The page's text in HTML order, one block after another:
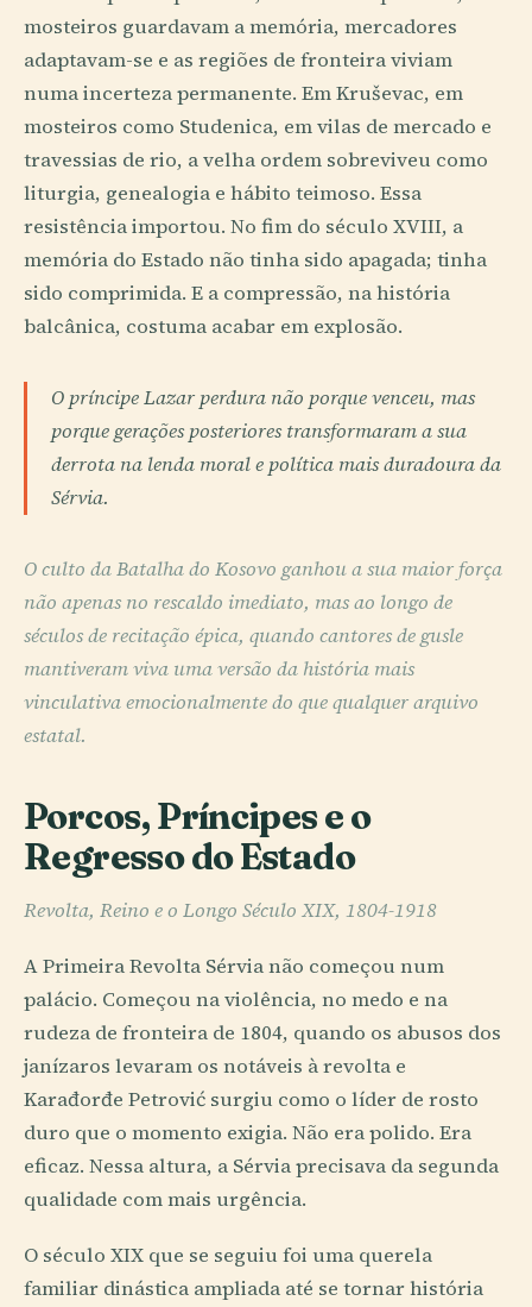
mosteiros guardavam a memória, mercadores
adaptavam-se e as regiões de fronteira viviam
numa incerteza permanente. Em Kruševac, em
mosteiros como Studenica, em vilas de mercado e
travessias de rio, a velha ordem sobreviveu como
liturgia, genealogia e hábito teimoso. Essa
resistência importou. No fim do século XVIII, a
memória do Estado não tinha sido apagada; tinha
sido comprimida. E a compressão, na história
balcânica, costuma acabar em explosão.
O príncipe Lazar perdura não porque venceu, mas
porque gerações posteriores transformaram a sua
derrota na lenda moral e política mais duradoura da
Sérvia.
O culto da Batalha do Kosovo ganhou a sua maior força
não apenas no rescaldo imediato, mas ao longo de
séculos de recitação épica, quando cantores de gusle
mantiveram viva uma versão da história mais
vinculativa emocionalmente do que qualquer arquivo
estatal.
Porcos, Príncipes e o
Regresso do Estado
Revolta, Reino e o Longo Século XIX, 1804-1918
A Primeira Revolta Sérvia não começou num
palácio. Começou na violência, no medo e na
rudeza de fronteira de 1804, quando os abusos dos
janízaros levaram os notáveis à revolta e
Karađorđe Petrović surgiu como o líder de rosto
duro que o momento exigia. Não era polido. Era
eficaz. Nessa altura, a Sérvia precisava da segunda
qualidade com mais urgência.
O século XIX que se seguiu foi uma querela
familiar dinástica ampliada até se tornar história